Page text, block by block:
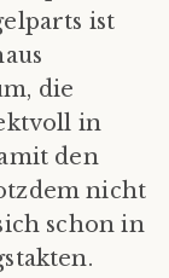
ist
die
in
den
nicht
schon in